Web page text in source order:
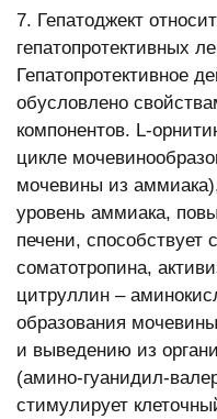
7. Гепатоджект
гепатопротективных
Гепатопротективное
обусловлено
компонентов. L-
цикле
мочевины из
уровень аммиака,
печени, способствует
соматотропина,
цитруллин –
образования
и выведению из
(амино-гуанидил-
стимулирует